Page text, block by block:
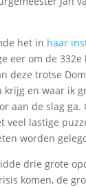
het in haar
eer om de
deze trotse
krijg en waar ik
aan de slag
veel lastige
worden
drie grote
komen, de